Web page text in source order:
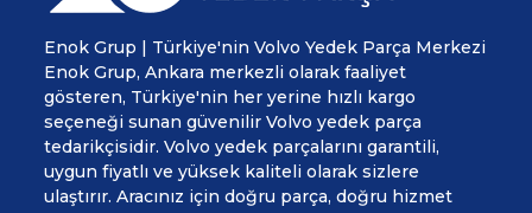
Enok Grup | Türkiye'nin Volvo Yedek Parça Merkezi
Enok Grup, Ankara merkezli olarak faaliyet
gösteren, Türkiye'nin her yerine hızlı kargo
seçeneği sunan güvenilir Volvo yedek parça
tedarikçisidir. Volvo yedek parçalarını garantili,
uygun fiyatlı ve yüksek kaliteli olarak sizlere
ulaştırır. Aracınız için doğru parça, doğru hizmet